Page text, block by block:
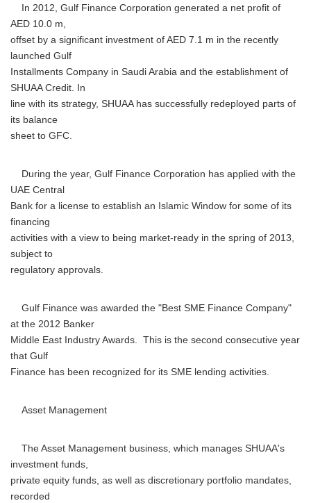
In 2012, Gulf Finance Corporation generated a net profit of
AED 10.0 m,
offset by a significant investment of AED 7.1 m in the recently
launched Gulf
Installments Company in Saudi Arabia and the establishment of
SHUAA Credit. In
line with its strategy, SHUAA has successfully redeployed parts of
its balance
sheet to GFC.
During the year, Gulf Finance Corporation has applied with the
UAE Central
Bank for a license to establish an Islamic Window for some of its
financing
activities with a view to being market-ready in the spring of 2013,
subject to
regulatory approvals.
Gulf Finance was awarded the "Best SME Finance Company"
at the 2012 Banker
Middle East Industry Awards. This is the second consecutive year
that Gulf
Finance has been recognized for its SME lending activities.
Asset Management
The Asset Management business, which manages SHUAA's
investment funds,
private equity funds, as well as discretionary portfolio mandates,
recorded